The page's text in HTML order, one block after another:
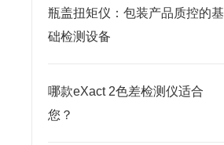
瓶盖扭矩仪：包装产品质控的基
础检测设备
哪款eXact 2色差检测仪适合
您？